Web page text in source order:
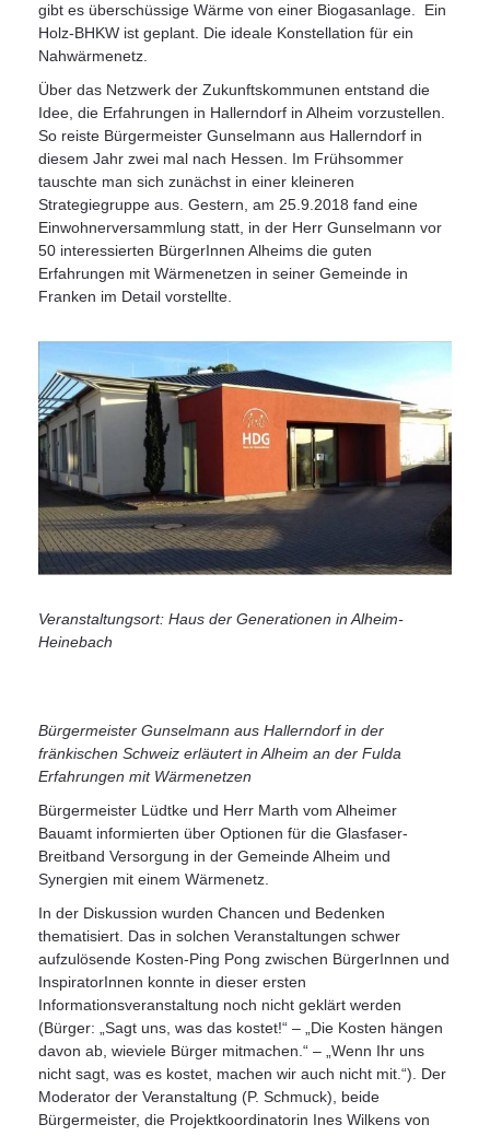
gibt es überschüssige Wärme von einer Biogasanlage. Ein
Holz-BHKW ist geplant. Die ideale Konstellation für ein
Nahwärmenetz.
Über das Netzwerk der Zukunftskommunen entstand die
Idee, die Erfahrungen in Hallerndorf in Alheim vorzustellen.
So reiste Bürgermeister Gunselmann aus Hallerndorf in
diesem Jahr zwei mal nach Hessen. Im Frühsommer
tauschte man sich zunächst in einer kleineren
Strategiegruppe aus. Gestern, am 25.9.2018 fand eine
Einwohnerversammlung statt, in der Herr Gunselmann vor
50 interessierten BürgerInnen Alheims die guten
Erfahrungen mit Wärmenetzen in seiner Gemeinde in
Franken im Detail vorstellte.
Veranstaltungsort: Haus der Generationen in Alheim-
Heinebach
Bürgermeister Gunselmann aus Hallerndorf in der
fränkischen Schweiz erläutert in Alheim an der Fulda
Erfahrungen mit Wärmenetzen
Bürgermeister Lüdtke und Herr Marth vom Alheimer
Bauamt informierten über Optionen für die Glasfaser-
Breitband Versorgung in der Gemeinde Alheim und
Synergien mit einem Wärmenetz.
In der Diskussion wurden Chancen und Bedenken
thematisiert. Das in solchen Veranstaltungen schwer
aufzulösende Kosten-Ping Pong zwischen BürgerInnen und
InspiratorInnen konnte in dieser ersten
Informationsveranstaltung noch nicht geklärt werden
(Bürger: „Sagt uns, was das kostet!“ – „Die Kosten hängen
davon ab, wieviele Bürger mitmachen.“ – „Wenn Ihr uns
nicht sagt, was es kostet, machen wir auch nicht mit.“). Der
Moderator der Veranstaltung (P. Schmuck), beide
Bürgermeister, die Projektkoordinatorin Ines Wilkens von